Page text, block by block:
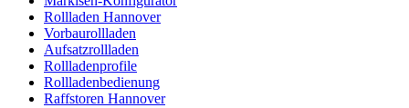
Rollladen Hannover
Vorbaurollladen
Aufsatzrollladen
Rollladenprofile
Rollladenbedienung
Raffstoren Hannover